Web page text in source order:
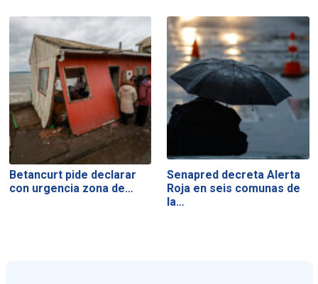
Betancurt pide declarar
con urgencia zona de…
Senapred decreta Alerta
Roja en seis comunas de
la…